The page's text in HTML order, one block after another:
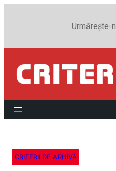
Urmărește-
CRITERII DE ARHIVĂ